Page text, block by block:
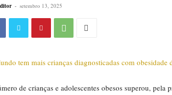
- setembro 13, 2025
de crianças e adolescentes obesos superou, pela